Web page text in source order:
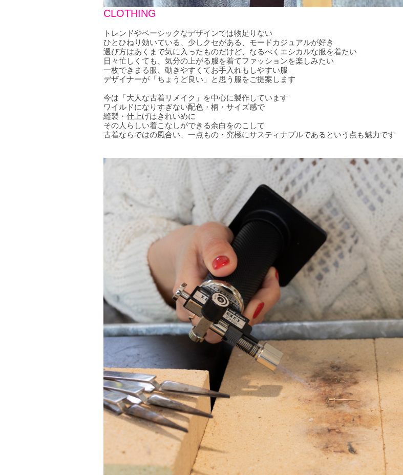
CLOTHING
トレンドやベーシックなデザインでは物足りない
ひとひねり効いている、少しクセがある、モードカジュアルが好き
選び方はあくまで気に入ったものだけど、なるべくエシカルな服を着たい
日々忙しくても、気分の上がる服を着てファッションを楽しみたい
一枚できまる服、動きやすくてお手入れもしやすい服
デザイナーが「ちょうど良い」と思う服をご提案します
今は「大人な古着リメイク」を中心に製作しています
ワイルドになりすぎない配色・柄・サイズ感で
縫製・仕上げはきれいめに
その人らしい着こなしができる余白をのこして
古着ならではの風合い、一点もの・究極にサスティナブルであるという点も魅力です